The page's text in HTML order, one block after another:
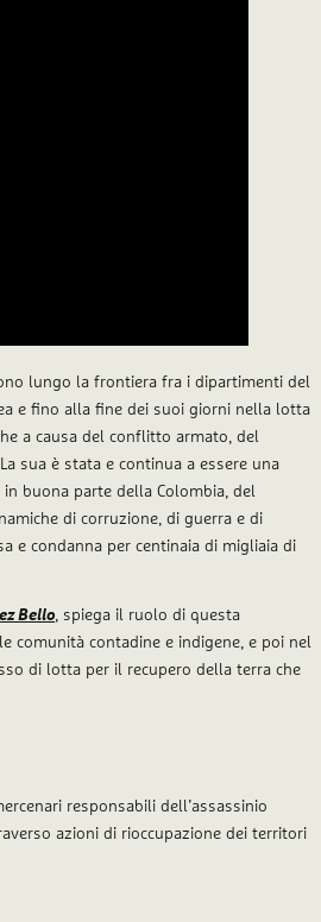
lungo la frontiera fra i dipartimenti del
e fino alla fine dei suoi giorni nella lotta
a causa del conflitto armato, del
sua è stata e continua a essere una
buona parte della Colombia, del
di corruzione, di guerra e di
e condanna per centinaia di migliaia di
Bello, spiega il ruolo di questa
comunità contadine e indigene, e poi nel
di lotta per il recupero della terra che
responsabili dell’assassinio
azioni di rioccupazione dei territori